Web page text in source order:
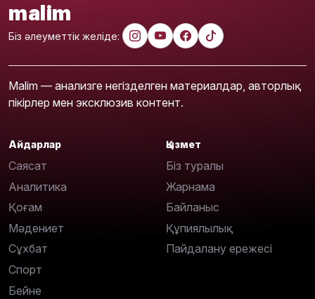
malim
Біз әлеуметтік желіде:
Malim — анализге негізделген материалдар, авторлық
пікірлер мен эксклюзив контент.
Айдарлар
Саясат
Аналитика
Қоғам
Мәдениет
Сұхбат
Спорт
Бейне
Қызмет
Біз туралы
Жарнама
Байланыс
Құпиялылық
Пайдалану ережесі